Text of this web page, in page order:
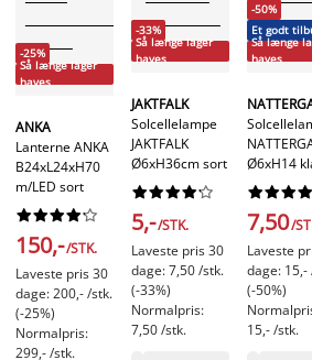
-25%
Så længe lager
haves
ANKA
Lanterne ANKA
B24xL24xH70
m/LED sort






150,-/STK.
Laveste pris 30
dage: 200,- /stk.
(-25%)
Normalpris:
299,- /stk.
-33%
Så længe lager
haves
JAKTFALK
Solcellelampe
JAKTFALK
Ø6xH36cm sort






5,-/STK.
Laveste pris 30
dage: 7,50 /stk.
(-33%)
Normalpris:
7,50 /stk.
-50%
Et godt
Så længe
haves
Ø6xH14





7,50/
Laveste
dage: 15,-
(-50%)
15,- /stk.